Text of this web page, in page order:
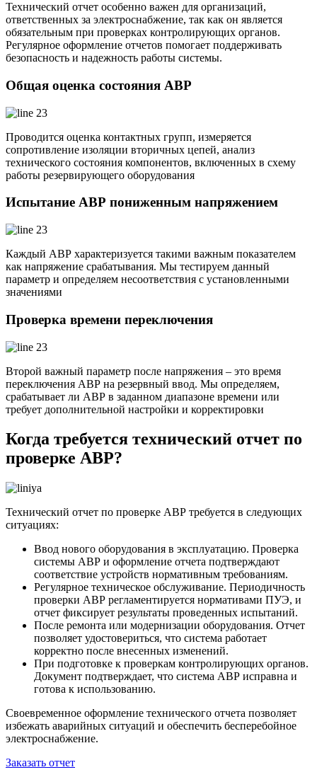
Технический отчет особенно важен для организаций,
ответственных за электроснабжение, так как он является
обязательным при проверках контролирующих органов.
Регулярное оформление отчетов помогает поддерживать
безопасность и надежность работы системы.
Общая оценка состояния АВР
Проводится оценка контактных групп, измеряется
сопротивление изоляции вторичных цепей, анализ
технического состояния компонентов, включенных в схему
работы резервирующего оборудования
Испытание АВР пониженным напряжением
Каждый АВР характеризуется такими важным показателем
как напряжение срабатывания. Мы тестируем данный
параметр и определяем несоответствия с установленными
значениями
Проверка времени переключения
Второй важный параметр после напряжения – это время
переключения АВР на резервный ввод. Мы определяем,
срабатывает ли АВР в заданном диапазоне времени или
требует дополнительной настройки и корректировки
Когда требуется технический отчет по
проверке АВР?
Технический отчет по проверке АВР требуется в следующих
ситуациях:
Ввод нового оборудования в эксплуатацию. Проверка
системы АВР и оформление отчета подтверждают
соответствие устройств нормативным требованиям.
Регулярное техническое обслуживание. Периодичность
проверки АВР регламентируется нормативами ПУЭ, и
отчет фиксирует результаты проведенных испытаний.
После ремонта или модернизации оборудования. Отчет
позволяет удостовериться, что система работает
корректно после внесенных изменений.
При подготовке к проверкам контролирующих органов.
Документ подтверждает, что система АВР исправна и
готова к использованию.
Своевременное оформление технического отчета позволяет
избежать аварийных ситуаций и обеспечить бесперебойное
электроснабжение.
Заказать отчет